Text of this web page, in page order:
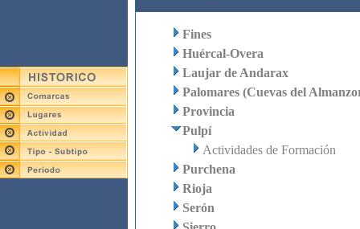
Fines
Huércal-Overa
Laujar de Andarax
Palomares (Cuevas del
Provincia
Pulpí
Actividades de Formación
Purchena
Rioja
Serón